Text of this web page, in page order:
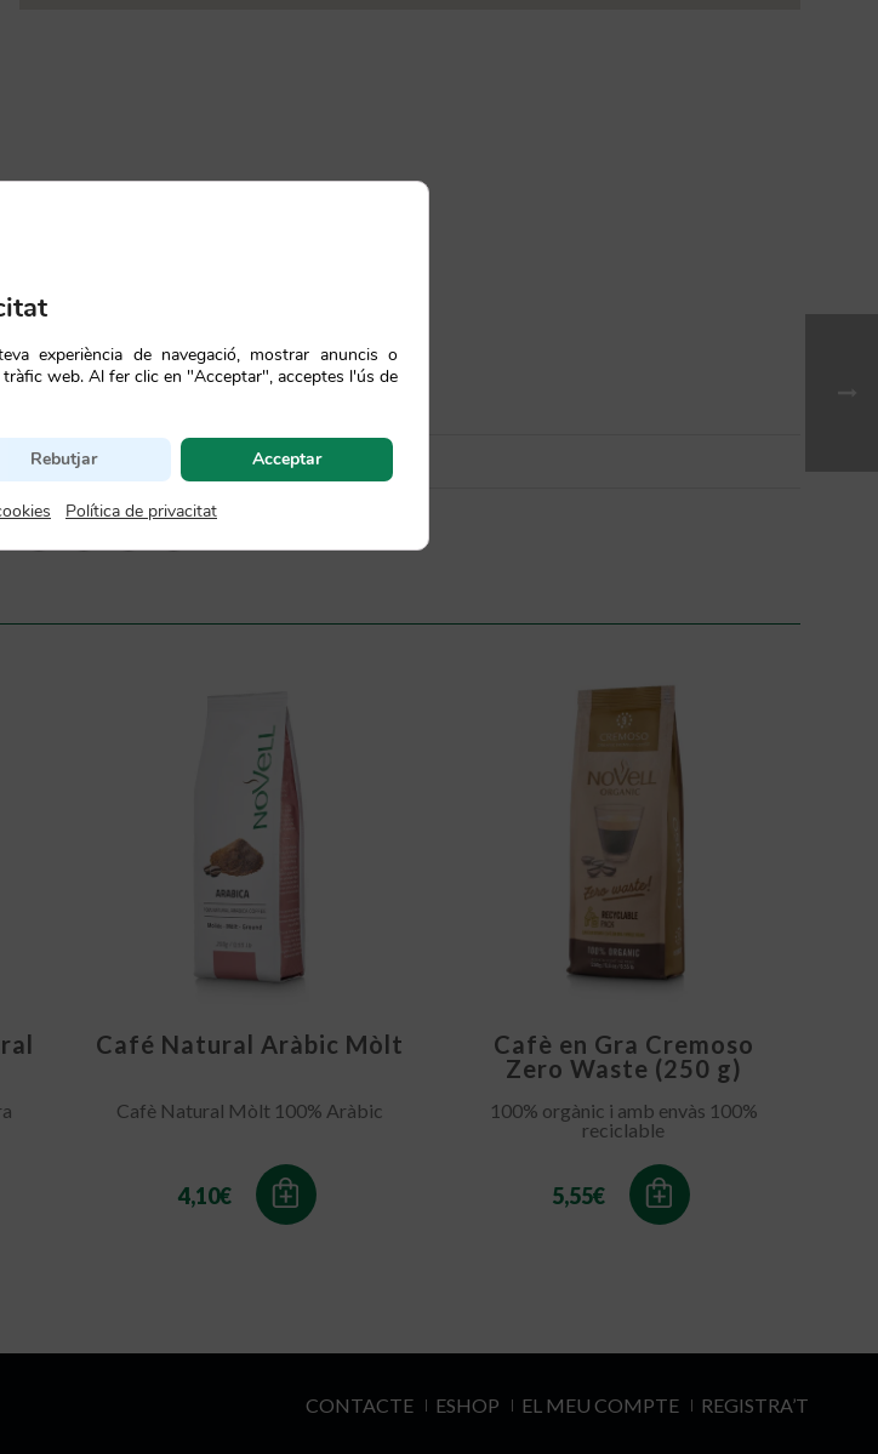
SKU:0176
4,10€
Café Natural Aràbic Mòlt
Cafè Natural Mòlt 100% Aràbic
5,55€
Cafè en Gra Cremoso
Zero Waste (250 g)
100% orgànic i amb envàs 100%
reciclable
CONTACTE ESHOP EL MEU COMPTE REGISTRA’T
experiència de navegació, mostrar anuncis o
web. Al fer clic en "Acceptar", acceptes l'ús de
Acceptar
Rebutjar
Política de privacitat